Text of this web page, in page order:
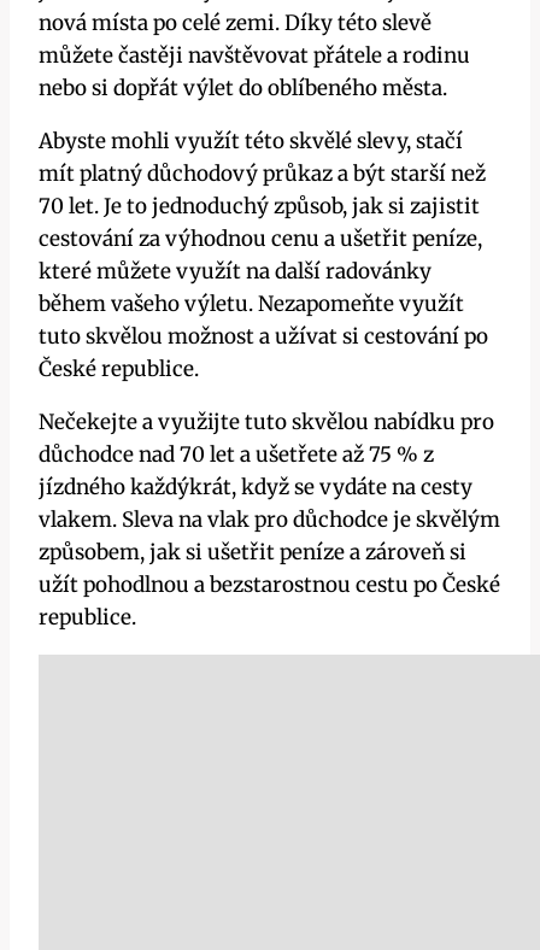
nová místa po celé zemi. Díky této slevě
můžete častěji navštěvovat přátele a rodinu
nebo si dopřát výlet do oblíbeného města.
Abyste mohli využít této skvělé slevy, stačí
mít platný důchodový průkaz a být starší než
70 let. Je to jednoduchý způsob, jak si zajistit
cestování za výhodnou cenu a ušetřit peníze,
které můžete využít na další radovánky
během vašeho výletu. Nezapomeňte využít
tuto skvělou možnost a užívat si cestování po
České republice.
Nečekejte a využijte tuto skvělou nabídku pro
důchodce nad 70 let a ušetřete až 75 % z
jízdného každýkrát, když se vydáte na cesty
vlakem. Sleva na vlak pro důchodce je skvělým
způsobem, jak si ušetřit peníze a zároveň si
užít pohodlnou a bezstarostnou cestu po České
republice.